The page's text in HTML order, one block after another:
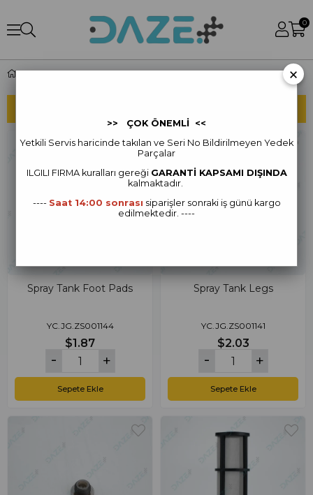
0
T10 Spray Tankı
Spray Tank Foot Pads
YC.JG.ZS001144
$1.87
Sepete Ekle
Spray Tank Legs
YC.JG.ZS001141
$2.03
Sepete Ekle
×
>> ÇOK ÖNEMLİ <<
Yetkili Servis haricinde takılan ve Seri No Bildirilmeyen Yedek
Parçalar
ILGILI FIRMA kuralları gereği GARANTİ KAPSAMI DIŞINDA
kalmaktadır.
---- Saat 14:00 sonrası siparişler sonraki iş günü kargo
edilmektedir. ----